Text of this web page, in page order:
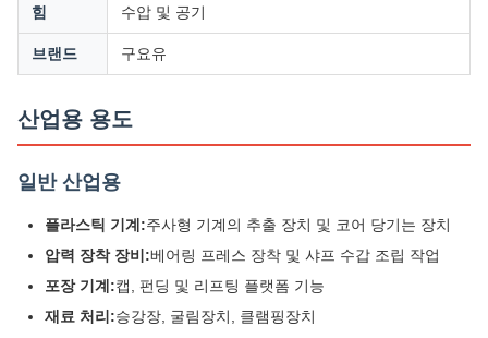
힘 수압 및 공기
브랜드 구요유
산업용 용도
일반 산업용
플라스틱 기계:주사형 기계의 추출 장치 및 코어 당기는 장치
압력 장착 장비:베어링 프레스 장착 및 샤프 수갑 조립 작업
포장 기계:캡, 펀딩 및 리프팅 플랫폼 기능
재료 처리:승강장, 굴림장치, 클램핑장치